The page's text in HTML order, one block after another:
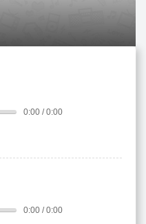
0:00 / 0:00
0:00 / 0:00